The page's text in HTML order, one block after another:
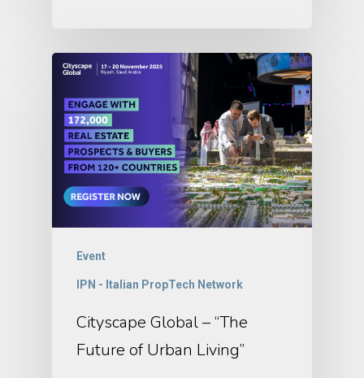
Event
IPN - Italian PropTech Network
Cityscape Global – “The
Future of Urban Living”